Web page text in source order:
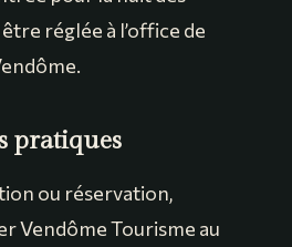
réglée à l’office de
pratiques
ou réservation,
Vendôme Tourisme au